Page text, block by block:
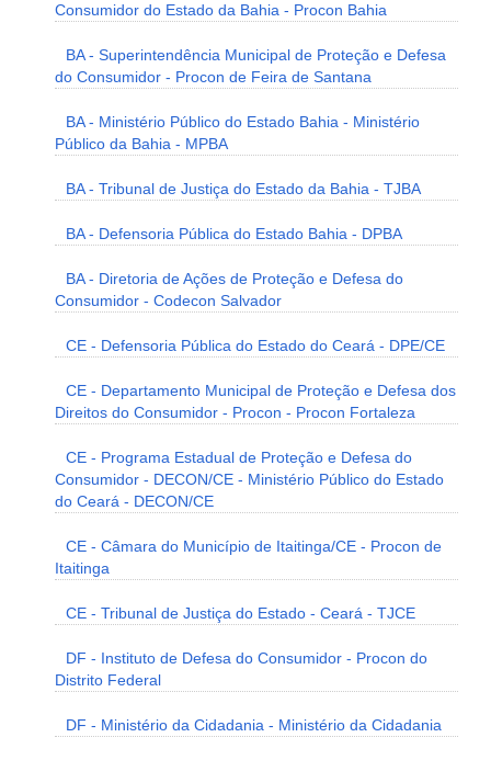
Consumidor do Estado da Bahia - Procon Bahia
BA - Superintendência Municipal de Proteção e Defesa
do Consumidor - Procon de Feira de Santana
BA - Ministério Público do Estado Bahia - Ministério
Público da Bahia - MPBA
BA - Tribunal de Justiça do Estado da Bahia - TJBA
BA - Defensoria Pública do Estado Bahia - DPBA
BA - Diretoria de Ações de Proteção e Defesa do
Consumidor - Codecon Salvador
CE - Defensoria Pública do Estado do Ceará - DPE/CE
CE - Departamento Municipal de Proteção e Defesa dos
Direitos do Consumidor - Procon - Procon Fortaleza
CE - Programa Estadual de Proteção e Defesa do
Consumidor - DECON/CE - Ministério Público do Estado
do Ceará - DECON/CE
CE - Câmara do Município de Itaitinga/CE - Procon de
Itaitinga
CE - Tribunal de Justiça do Estado - Ceará - TJCE
DF - Instituto de Defesa do Consumidor - Procon do
Distrito Federal
DF - Ministério da Cidadania - Ministério da Cidadania